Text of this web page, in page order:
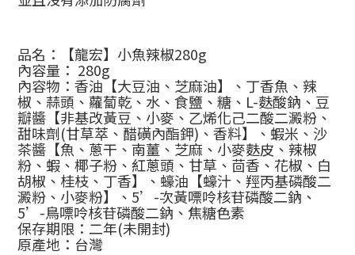
品名：【龍宏】小魚辣椒280g
內容量： 280g
內容物：香油【大豆油、芝麻油】、丁香魚、辣
椒、蒜頭、蘿蔔乾、水、食鹽、糖、 L-麩酸鈉、豆
瓣醬【非基改黃豆、小麥、乙烯化己二酸二澱粉、
甜味劑(甘草萃、醋磺內酯鉀) 、香料】、蝦米、沙
茶醬【魚、蔥干、南薑、芝麻、小麥麩皮、辣椒
粉、蝦、椰子粉、紅蔥頭、甘草、茴香、花椒、白
胡椒、桂枝、丁香】、蠔油【蠔汁、羥丙基磷酸二
澱粉、小麥粉】、 5’ -次黃嘌呤核苷磷酸二鈉、
5’ -鳥嘌呤核苷磷酸二鈉、焦糖色素
保存期限：二年(未開封)
原產地：台灣